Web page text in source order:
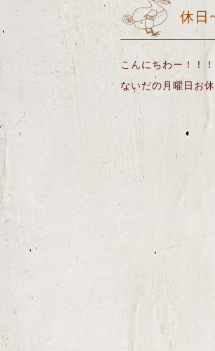
休日
こんにちわー！！
ないだの月曜日お